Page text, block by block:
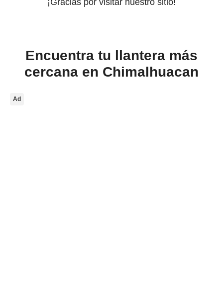
¡Gracias por visitar nuestro sitio!
Encuentra tu llantera más
cercana en Chimalhuacan
Ad